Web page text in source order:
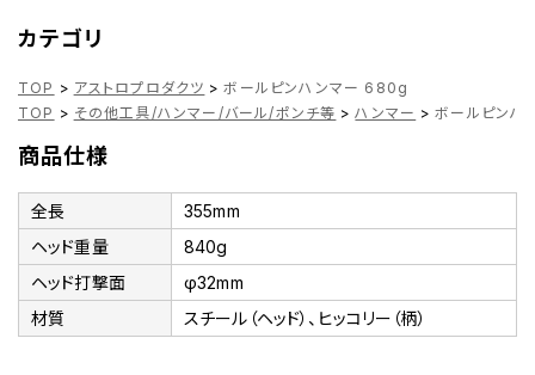
カテゴリ
TOP > アストロプロダクツ > ボールピンハンマー 680g
TOP > その他工具/ハンマー/バール/ポンチ等 > ハンマー > ボールピン
商品仕様
全長
355mm
ヘッド重量
840g
ヘッド打撃面
φ32mm
材質
スチール（ヘッド）、ヒッコリー（柄）